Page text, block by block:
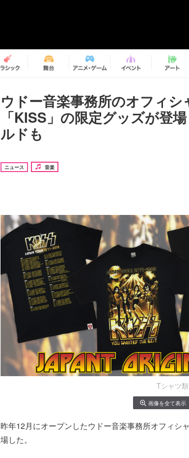
ウドー音楽事務所のオフィ
「KISS」の限定グッズが
ルドも
ニュース 音楽
Tシャツ類
画像を全て表示
昨年12月にオープンしたウドー音楽事務所オフィシ
場した。